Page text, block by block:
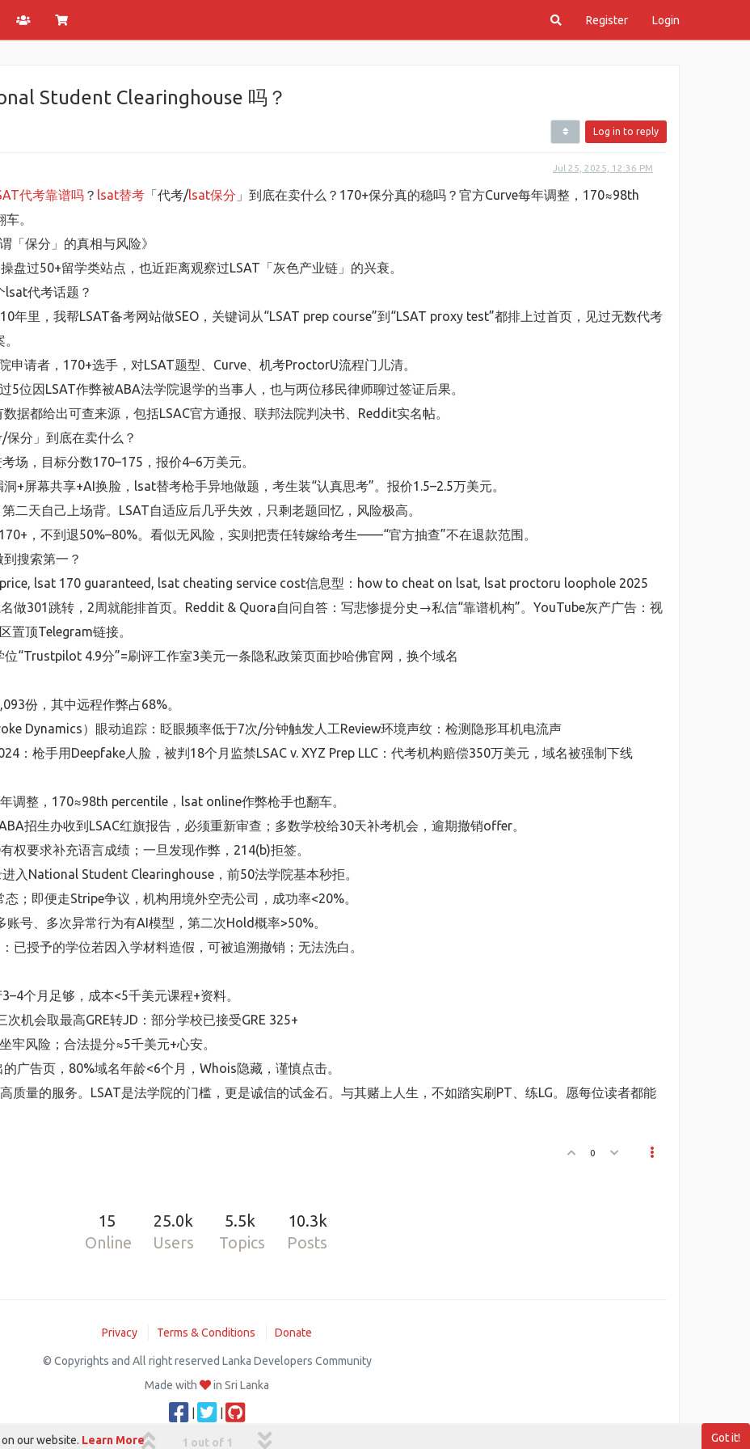
Register Login
Student Clearinghouse 吗？
Log in to reply
Jul 25, 2025, 12:36 PM
代考靠谱吗 ？ lsat替考 「代考/lsat保分 」到底在卖什么？170+保分真的稳吗？官方Curve每年调整，170≈98th
。
「保分」的真相与风险》
盘过50+留学类站点，也近距离观察过LSAT「灰色产业链」的兴衰。
lsat代考话题？
年里，我帮LSAT备考网站做SEO，关键词从“LSAT prep course”到“LSAT proxy test”都排上过首页，见过无数代考
申请者，170+选手，对LSAT题型、Curve、机考ProctorU流程门儿清。
位因LSAT作弊被ABA法学院退学的当事人，也与两位移民律师聊过签证后果。
据都给出可查来源，包括LSAC官方通报、联邦法院判决书、Reddit实名帖。
保分」到底在卖什么？
场，目标分数170–175，报价4–6万美元。
+屏幕共享+AI换脸，lsat替考枪手异地做题，考生装“认真思考”。报价1.5–2.5万美元。
二天自己上场背。LSAT自适应后几乎失效，只剩老题回忆，风险极高。
，不到退50%–80%。看似无风险，实则把责任转嫁给考生——“官方抽查”不在退款范围。
搜索第一？
lsat 170 guaranteed, lsat cheating service cost信息型：how to cheat on lsat, lsat proctoru loophole 2025
做301跳转，2周就能排首页。Reddit & Quora自问自答：写悲惨提分史→私信“靠谱机构”。YouTube灰产广告：视
置顶Telegram链接。
位“Trustpilot 4.9分”=刷评工作室3美元一条隐私政策页面抄哈佛官网，换个域名
份，其中远程作弊占68%。
Dynamics）眼动追踪：眨眼频率低于7次/分钟触发人工Review环境声纹：检测隐形耳机电流声
：枪手用Deepfake人脸，被判18个月监禁LSAC v. XYZ Prep LLC：代考机构赔偿350万美元，域名被强制下线
调整，170≈98th percentile，lsat online作弊枪手也翻车。
招生办收到LSAC红旗报告，必须重新审查；多数学校给30天补考机会，逾期撤销offer。
权要求补充语言成绩；一旦发现作弊，214(b)拒签。
入National Student Clearinghouse，前50法学院基本秒拒。
；即便走Stripe争议，机构用境外空壳公司，成功率<20%。
账号、多次异常行为有AI模型，第二次Hold概率>50%。
已授予的学位若因入学材料造假，可被追溯撤销；无法洗白。
个月足够，成本<5千美元课程+资料。
次机会取最高GRE转JD：部分学校已接受GRE 325+
牢风险；合法提分≈5千美元+心安。
的广告页，80%域名年龄<6个月，Whois隐藏，谨慎点击。
质量的服务。LSAT是法学院的门槛，更是诚信的试金石。与其赌上人生，不如踏实刷PT、练LG。愿每位读者都能
0
1 out of 1
15
Online
25.0k
Users
5.5k
Topics
10.3k
Posts
Privacy Terms & Conditions Donate
© Copyrights and All right reserved Lanka Developers Community
Made with
in Sri Lanka
Got it!
our website. Learn More